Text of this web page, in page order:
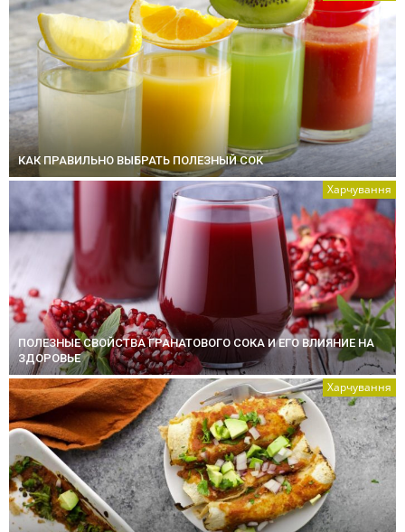
КАК ПРАВИЛЬНО ВЫБРАТЬ ПОЛЕЗНЫЙ СОК
Харчування
ПОЛЕЗНЫЕ СВОЙСТВА ГРАНАТОВОГО СОКА И ЕГО ВЛИЯНИЕ НА
ЗДОРОВЬЕ
Харчування